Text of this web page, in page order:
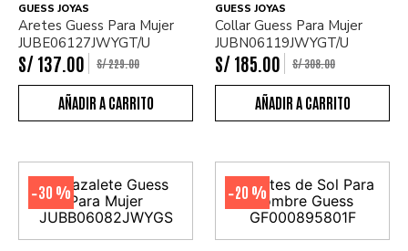
GUESS JOYAS
Aretes Guess Para Mujer
JUBE06127JWYGT/U
S/137 00 S/229.00
GUESS JOYAS
Collar Guess Para Mujer
JUBN06119JWYGT/U
S/185 00 S/308.00
-30 % -20 %